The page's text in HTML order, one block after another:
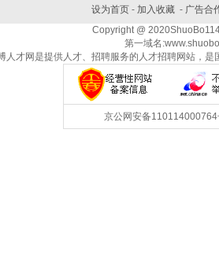
设为首页- 加入收藏- 广告合
Copyright @
第一域名
人才网是提供人才、招聘服务的人才招聘网站，
京公网安备